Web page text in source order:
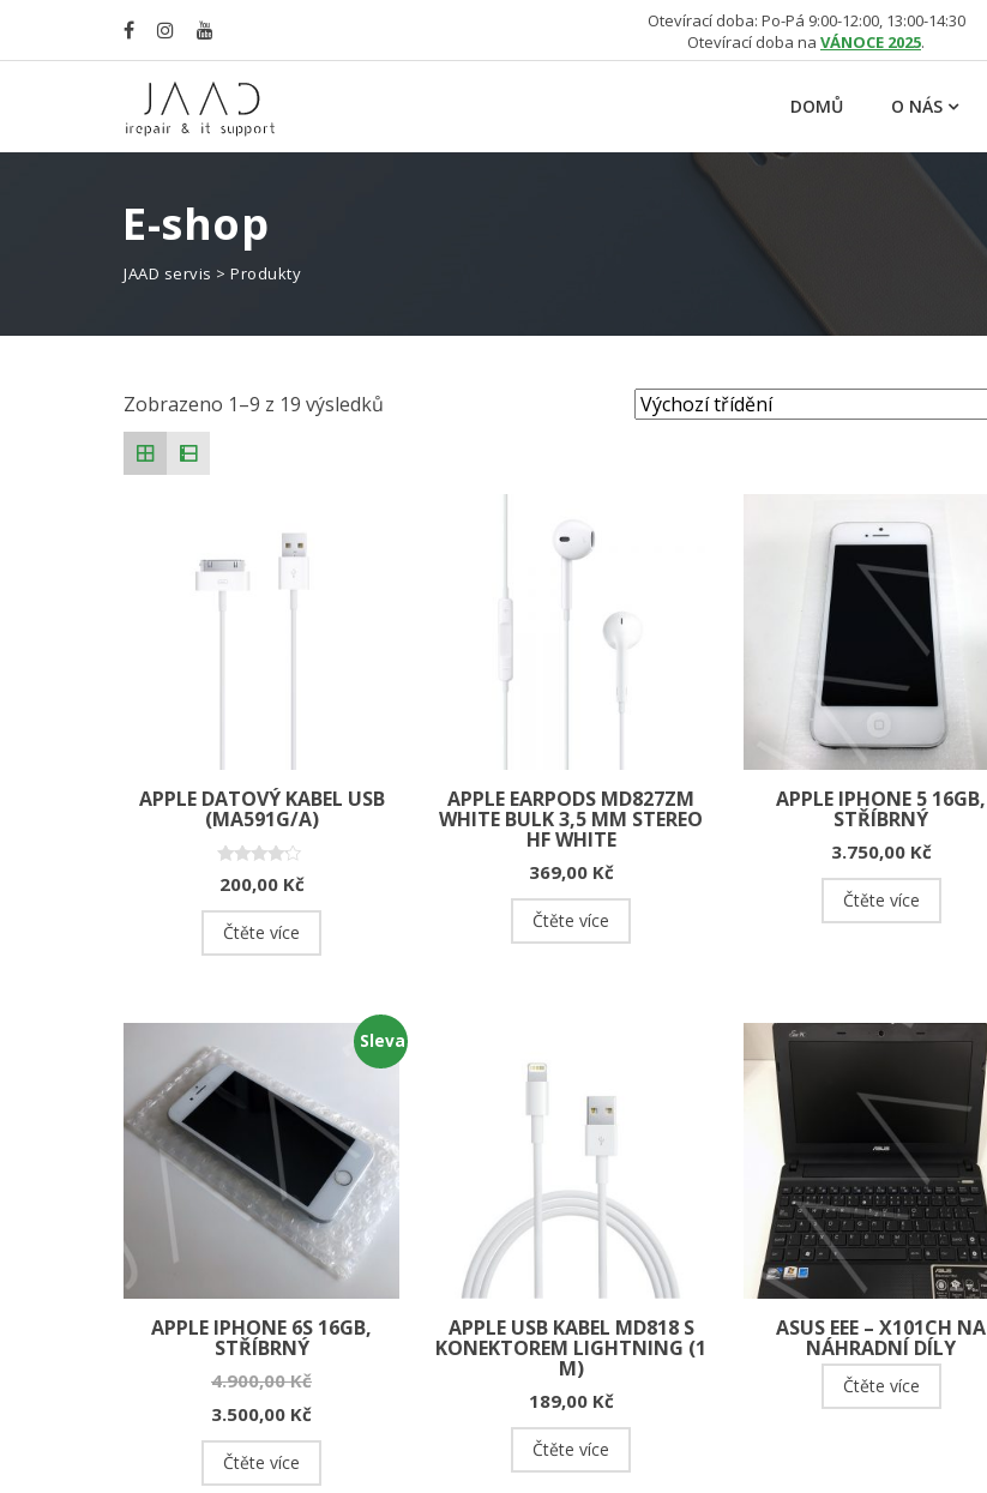
Otevírací doba: Po-Pá 9:00-12:00, 13:00-14:30
Otevírací doba na VÁNOCE 2025.
DOMŮ O NÁS
E-shop
JAAD servis > Produkty
Zobrazeno 1–9 z 19 výsledků
APPLE DATOVÝ KABEL USB
(MA591G/A)
Hodnocení
4.00
z 5
200,00 Kč
Čtěte více
APPLE EARPODS MD827ZM
WHITE BULK 3,5 MM STEREO
HF WHITE
369,00 Kč
Čtěte více
APPLE IPHONE 5 16GB,
STŘÍBRNÝ
3.750,00 Kč
Čtěte více
Sleva
APPLE IPHONE 6S 16GB,
STŘÍBRNÝ
4.900,00Kč
3.500,00 Kč
Čtěte více
APPLE USB KABEL MD818 S
KONEKTOREM LIGHTNING (1
M)
189,00 Kč
Čtěte více
ASUS EEE – X101CH NA
NÁHRADNÍ DÍLY
Čtěte více